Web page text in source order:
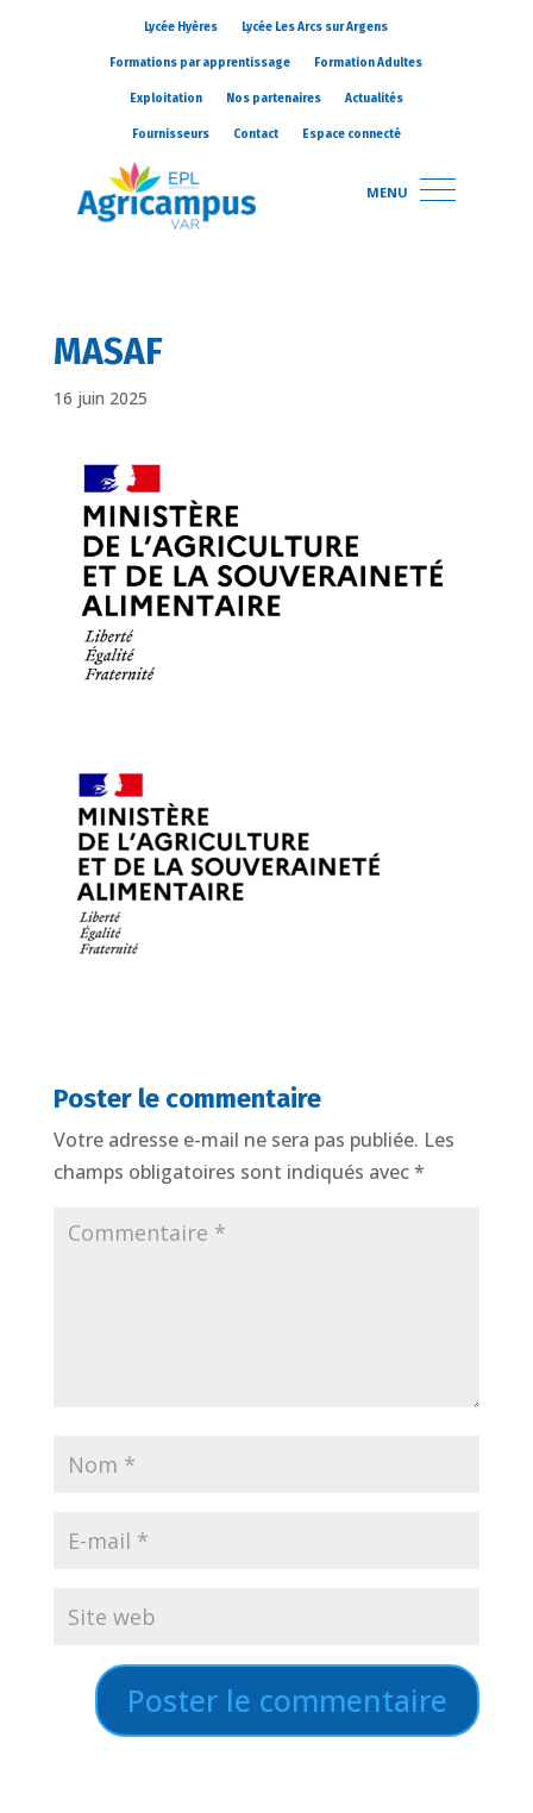
Lycée Hyères Lycée Les Arcs sur Argens
Formations par apprentissage Formation Adultes
Exploitation Nos partenaires Actualités
Fournisseurs Contact Espace connecté
MENU
MASAF
16 juin 2025
Poster le commentaire
Votre adresse e-mail ne sera pas publiée. Les
champs obligatoires sont indiqués avec*